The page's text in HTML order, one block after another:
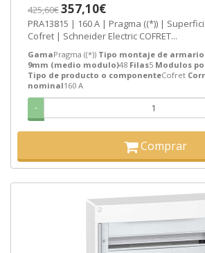
425,60€357,10€
PRA13815 | 160 A | Pragma ((*)) | Superficie | 48
Cofret | Schneider Electric COFRET...
GamaPragma ((*)) Tipo montaje de armario
9mm (medio modulo)48 Filas5 Modulos
Tipo de producto o componenteCofret
nominal160 A
-
Comprar